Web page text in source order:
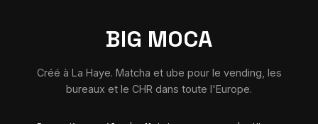
BIG MOCA
Créé à La Haye. Matcha et ube pour le vending, les
bureaux et le CHR dans toute l'Europe.